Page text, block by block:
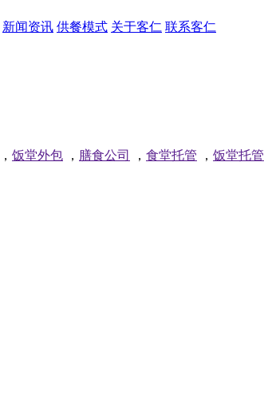
新闻资讯 供餐模式 关于客仁 联系客仁
， 饭堂外包 ， 膳食公司 ， 食堂托管 ， 饭堂托管